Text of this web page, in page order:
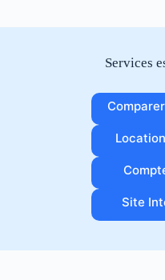
Services
Site